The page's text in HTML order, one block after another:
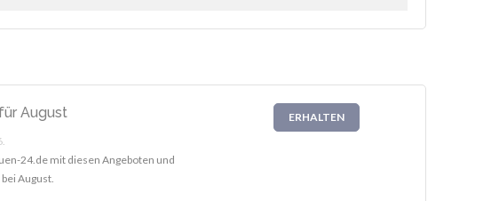
August
24.de mit diesen Angeboten und
August.
ERHALTEN